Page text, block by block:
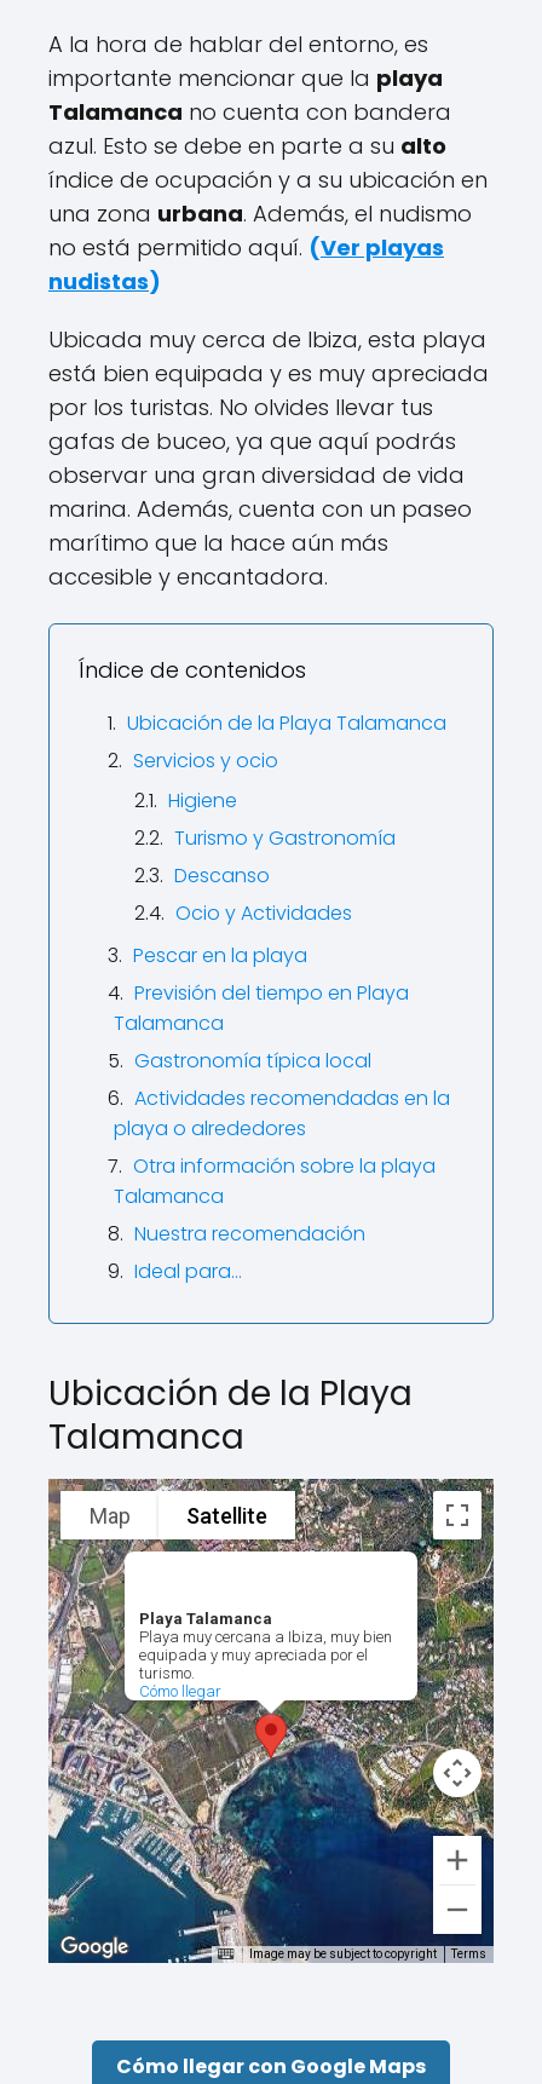
A la hora de hablar del entorno, es
importante mencionar que la playa
Talamanca no cuenta con bandera
azul. Esto se debe en parte a su alto
índice de ocupación y a su ubicación en
una zona urbana. Además, el nudismo
no está permitido aquí. (Ver playas
nudistas)
Ubicada muy cerca de Ibiza, esta playa
está bien equipada y es muy apreciada
por los turistas. No olvides llevar tus
gafas de buceo, ya que aquí podrás
observar una gran diversidad de vida
marina. Además, cuenta con un paseo
marítimo que la hace aún más
accesible y encantadora.
Índice de contenidos
Ubicación de la Playa Talamanca
Servicios y ocio
Higiene
Turismo y Gastronomía
Descanso
Ocio y Actividades
Pescar en la playa
Previsión del tiempo en Playa
Talamanca
Gastronomía típica local
Actividades recomendadas en la
playa o alrededores
Otra información sobre la playa
Talamanca
Nuestra recomendación
Ideal para…
Ubicación de la Playa
Talamanca
Playa Talamanca
Playa muy cercana a Ibiza, muy bien
equipada y muy apreciada por el
turismo.
Cómo llegar
Map Satellite
Image may be subject to copyright Terms
Cómo llegar con Google Maps